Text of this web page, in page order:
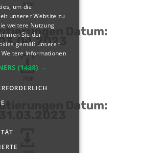
PDF
Datum:
Datum:
um die
unserer Website zu
weitere Nutzung
Sie der
gemäß unserer
Weitere Informationen
(1488) →